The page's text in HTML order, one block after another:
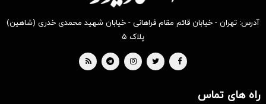
آدرس: تهران - خیابان قائم مقام فراهانی - خیابان شهید محمدی خدری (شاهین)
پلاک ۵
راه های تماس